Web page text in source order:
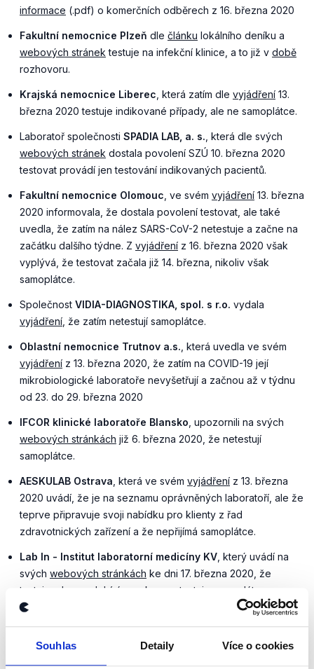
Souhlas Detaily Více o cookies
informace (.pdf) o komerčních odběrech z 16. března 2020
Fakultní nemocnice Plzeň dle článku lokálního deníku a
webových stránek testuje na infekční klinice, a to již v době
rozhovoru.
Krajská nemocnice Liberec , která zatím dle vyjádření 13.
března 2020 testuje indikované případy, ale ne samoplátce.
Laboratoř společnosti SPADIA LAB, a. s. , která dle svých
webových stránek dostala povolení SZÚ 10. března 2020
testovat provádí jen testování indikovaných pacientů.
Fakultní nemocnice Olomouc , ve svém vyjádření 13. března
2020 informovala, že dostala povolení testovat, ale také
uvedla, že zatím na nález SARS-CoV-2 netestuje a začne na
začátku dalšího týdne. Z vyjádření z 16. března 2020 však
vyplývá, že testovat začala již 14. března, nikoliv však
samoplátce.
Společnost VIDIA-DIAGNOSTIKA, spol. s r.o. vydala
vyjádření , že zatím netestují samoplátce.
Oblastní nemocnice Trutnov a.s. , která uvedla ve svém
vyjádření z 13. března 2020, že zatím na COVID-19 její
mikrobiologické laboratoře nevyšetřují a začnou až v týdnu
od 23. do 29. března 2020
IFCOR klinické laboratoře Blansko , upozornili na svých
webových stránkách již 6. března 2020, že netestují
samoplátce.
AESKULAB Ostrava , která ve svém vyjádření z 13. března
2020 uvádí, že je na seznamu oprávněných laboratoří, ale že
teprve připravuje svoji nabídku pro klienty z řad
zdravotnických zařízení a že nepřijímá samoplátce.
Lab In - Institut laboratorní medicíny KV , který uvádí na
svých webových stránkách ke dni 17. března 2020, že
testuje, ale neodebírá vzorky a netestuje samoplátce.
Dne 13. března tedy z těchto 18 institucí minimálně 3
nebyly schopny testovat ani indikované případy a